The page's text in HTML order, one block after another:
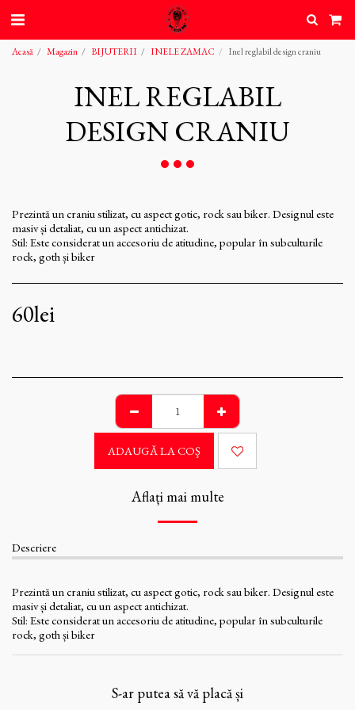
Acasă Magazin BIJUTERII INELE ZAMAC Inel reglabil design craniu
INEL REGLABIL
DESIGN CRANIU
Prezintă un craniu stilizat, cu aspect gotic, rock sau biker. Designul este
masiv și detaliat, cu un aspect antichizat.
Stil: Este considerat un accesoriu de atitudine, popular în subculturile
rock, goth și biker
60lei
ADAUGĂ LA COŞ
Aflați mai multe
Descriere
Prezintă un craniu stilizat, cu aspect gotic, rock sau biker. Designul este
masiv și detaliat, cu un aspect antichizat.
Stil: Este considerat un accesoriu de atitudine, popular în subculturile
rock, goth și biker
S-ar putea să vă placă și